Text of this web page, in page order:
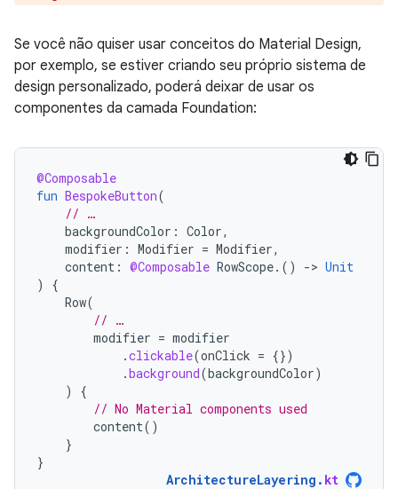
Se você não quiser usar conceitos do Material Design,
por exemplo, se estiver criando seu próprio sistema de
design personalizado, poderá deixar de usar os
componentes da camada Foundation:
@Composable
fun BespokeButton(
// …
backgroundColor : Color,
modifier : Modifier = Modifier,
content : @Composable RowScope.() -> Unit
)
{
Row(
// …
modifier = modifier
.clickable(onClick = {})
.background(backgroundColor)
)
{
// No Material components used
content()
}
}
ArchitectureLayering . kt